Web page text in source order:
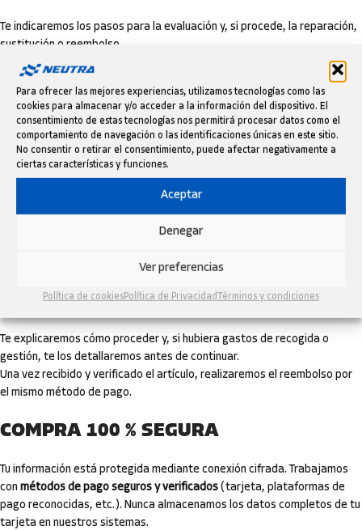
Para ofrecer las mejores experiencias, utilizamos tecnologías como las
cookies para almacenar y/o acceder a la información del dispositivo. El
consentimiento de estas tecnologías nos permitirá procesar datos como el
comportamiento de navegación o las identificaciones únicas en este sitio.
No consentir o retirar el consentimiento, puede afectar negativamente a
ciertas características y funciones.
Aceptar
Denegar
Ver preferencias
Política de cookiesPolítica de Privacidad Términos y condiciones
Te indicaremos los pasos para la evaluación y, si procede, la reparación,
sustitución o reembolso.
La garantía no cubre desgaste por uso, daños por instalación incorrecta
o un uso no previsto del producto.
DEVOLUCIONES FÁCILES HASTA 60
DÍAS
El producto debe estar en perfecto estado, sin usar y con su embalaje
Te explicaremos cómo proceder y, si hubiera gastos de recogida o
gestión, te los detallaremos antes de continuar.
Una vez recibido y verificado el artículo, realizaremos el reembolso por
el mismo método de pago.
COMPRA 100 % SEGURA
Tu información está protegida mediante conexión cifrada. Trabajamos
con métodos de pago seguros y verificados (tarjeta, plataformas de
pago reconocidas, etc.). Nunca almacenamos los datos completos de tu
tarjeta en nuestros sistemas.